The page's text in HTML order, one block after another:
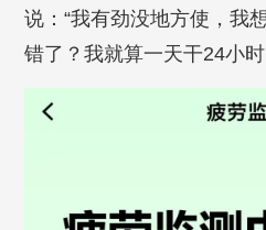
说：“我有劲没地方使，我
错了？我就算一天干24小